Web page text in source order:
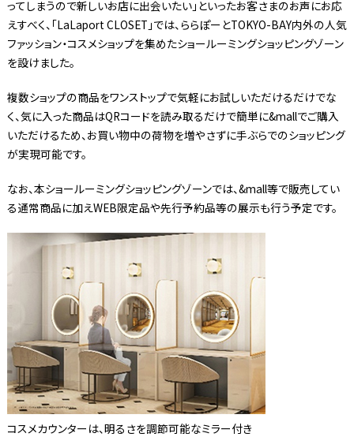
ってしまうので新しいお店に出会いたい」といったお客さまのお声にお応
えすべく、「LaLaport CLOSET」では、ららぽーとTOKYO-BAY内外の人気
ファッション・コスメショップを集めたショールーミングショッピングゾーン
を設けました。
複数ショップの商品をワンストップで気軽にお試しいただけるだけでな
く、気に入った商品はQRコードを読み取るだけで簡単に&mallでご購入
いただけるため、お買い物中の荷物を増やさずに手ぶらでのショッピング
が実現可能です。
なお、本ショールーミングショッピングゾーンでは、&mall等で販売してい
る通常商品に加えWEB限定品や先行予約品等の展示も行う予定です。
コスメカウンターは、明るさを調節可能なミラー付き